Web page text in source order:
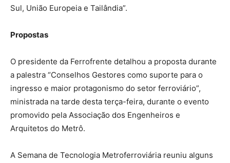
Sul, União Europeia e Tailândia”.
Propostas
O presidente da Ferrofrente detalhou a proposta durante
a palestra “Conselhos Gestores como suporte para o
ingresso e maior protagonismo do setor ferroviário”,
ministrada na tarde desta terça-feira, durante o evento
promovido pela Associação dos Engenheiros e
Arquitetos do Metrô.
A Semana de Tecnologia Metroferroviária reuniu alguns